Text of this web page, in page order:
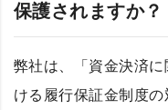
保護されますか？
弊社は、「資金決済
ける履行保証金制度